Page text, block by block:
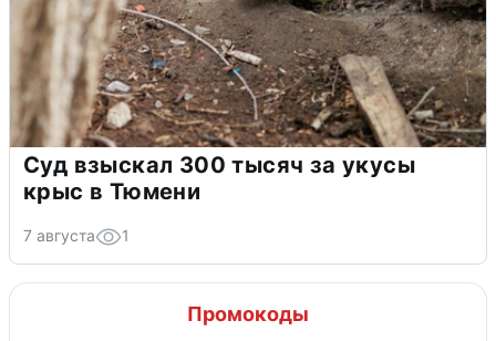
Суд взыскал 300 тысяч за укусы
крыс в Тюмени
7 августа 1
Промокоды